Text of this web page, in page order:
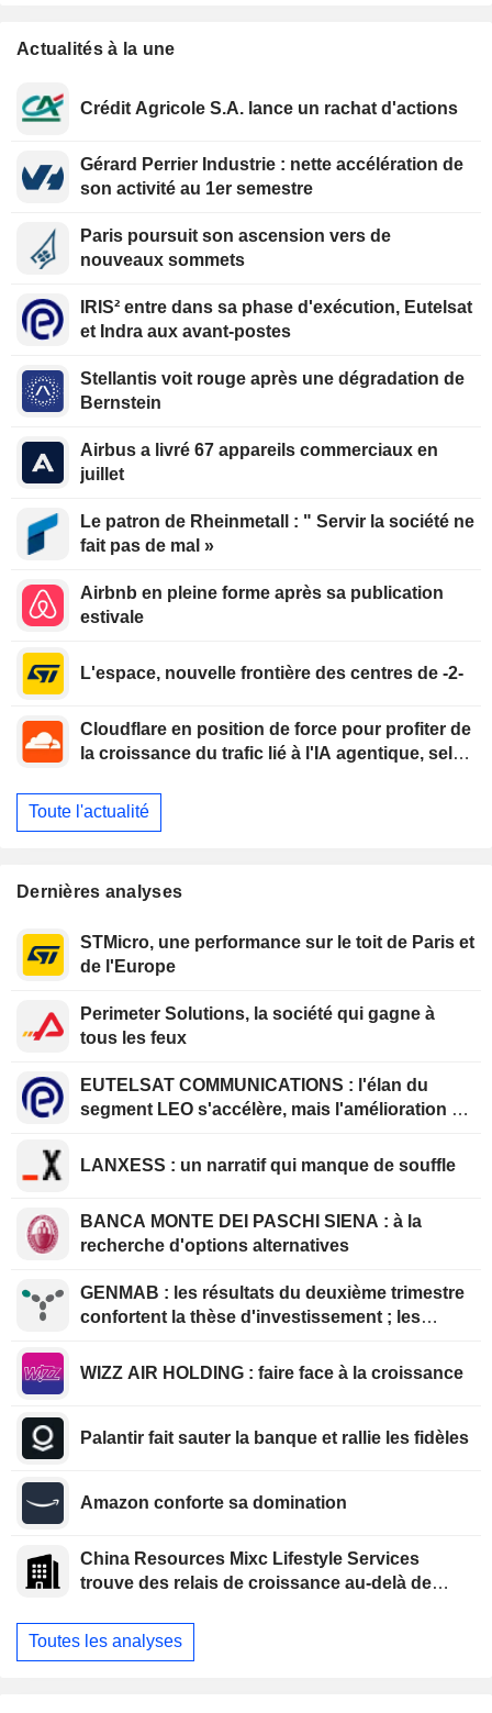
Actualités à la une
Crédit Agricole S.A. lance un rachat d'actions
Gérard Perrier Industrie : nette accélération de
son activité au 1er semestre
Paris poursuit son ascension vers de
nouveaux sommets
IRIS² entre dans sa phase d'exécution, Eutelsat
et Indra aux avant-postes
Stellantis voit rouge après une dégradation de
Bernstein
Airbus a livré 67 appareils commerciaux en
juillet
Le patron de Rheinmetall : " Servir la société ne
fait pas de mal »
Airbnb en pleine forme après sa publication
estivale
L'espace, nouvelle frontière des centres de -2-
Cloudflare en position de force pour profiter de
la croissance du trafic lié à l'IA agentique, selon
Toute l'actualité
Dernières analyses
STMicro, une performance sur le toit de Paris et
de l'Europe
Perimeter Solutions, la société qui gagne à
tous les feux
EUTELSAT COMMUNICATIONS : l'élan du
segment LEO s'accélère, mais l'amélioration de
LANXESS : un narratif qui manque de souffle
BANCA MONTE DEI PASCHI SIENA : à la
recherche d'options alternatives
GENMAB : les résultats du deuxième trimestre
confortent la thèse d'investissement ; les
WIZZ AIR HOLDING : faire face à la croissance
Palantir fait sauter la banque et rallie les fidèles
Amazon conforte sa domination
China Resources Mixc Lifestyle Services
trouve des relais de croissance au-delà de
Toutes les analyses